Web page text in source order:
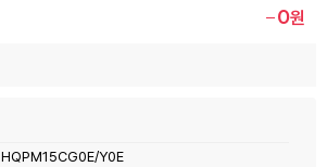
0원
HQPM15CG0E/Y0E